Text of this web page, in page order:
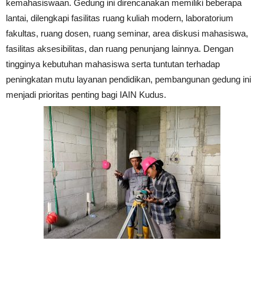
kemahasiswaan. Gedung ini direncanakan memiliki beberapa
lantai, dilengkapi fasilitas ruang kuliah modern, laboratorium
fakultas, ruang dosen, ruang seminar, area diskusi mahasiswa,
fasilitas aksesibilitas, dan ruang penunjang lainnya. Dengan
tingginya kebutuhan mahasiswa serta tuntutan terhadap
peningkatan mutu layanan pendidikan, pembangunan gedung ini
menjadi prioritas penting bagi IAIN Kudus.